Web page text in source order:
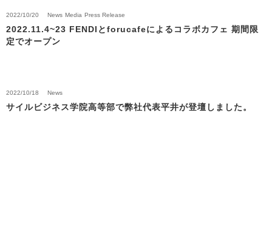
2022/10/20 News Media Press Release
2022.11.4~23 FENDIとforucafeによるコラボカフェ 期間限
定でオープン